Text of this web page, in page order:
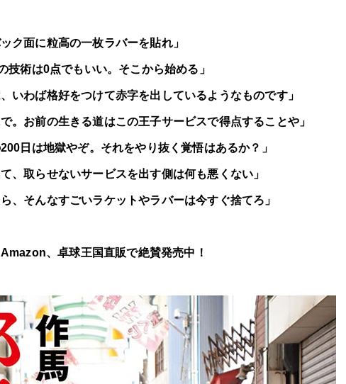
ク面に粒高の一枚ラバーを貼れ」
技術は0点でもいい。そこから始める」
いわば格好をつけて赤字を出しているようなものです」
。お前の生きる道はこの王子サービスで得点することや」
日は地獄やぞ。それをやり抜く覚悟はあるか？」
、取らせないサービスを出す側は何も悪くない」
、そんなすごいラケットやラバーは今すぐ捨てろ」
、卓球王国直販で絶賛発売中！